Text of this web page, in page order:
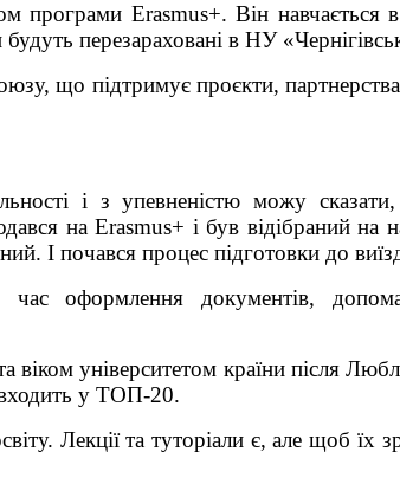
програми Erasmus+. Він навчається
перезараховані в НУ
що підтримує проєкти, партнерства,
і з упевненістю можу
на Erasmus+ і був відібраний на
І почався процес підготовки до
оформлення документів,
університетом країни після
входить у ТОП-20.
Лекції та туторіали є, але щоб їх